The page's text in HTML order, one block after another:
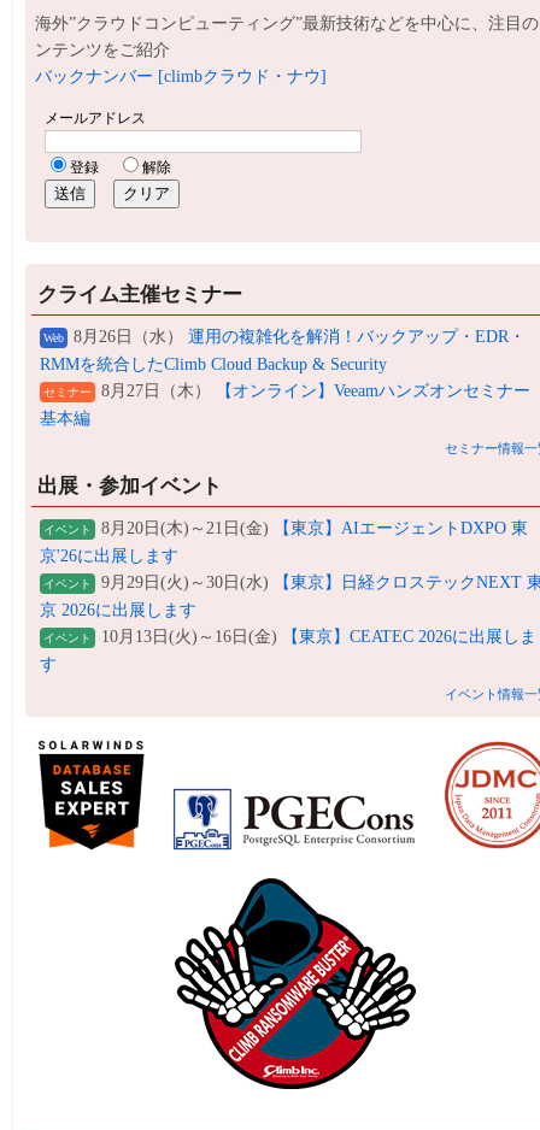
海外”クラウドコンピューティング”最新技術などを中心に、注目
ンテンツをご紹介
バックナンバー [climbクラウド・ナウ]
クライム主催セミナー
Web 8月26日（水） 運用の複雑化を解消！バックアップ・EDR・
RMMを統合したClimb Cloud Backup & Security
セミナー 8月27日（木）
【オンライン】Veeamハンズオンセミナー
基本編
セミナー情報一
出展・参加イベント
イベント 8月20日(木)～21日(金)
【東京】AIエージェントDXPO 東
京'26に出展します
イベント 9月29日(火)～30日(水)
【東京】日経クロステックNEXT
京 2026に出展します
イベント 10月13日(火)～16日(金)
【東京】CEATEC 2026に出展しま
す
イベント情報一